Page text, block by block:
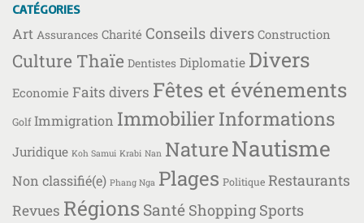
CATÉGORIES
Art Assurances Charité Conseils divers Construction
Culture Thaïe Dentistes Diplomatie Divers
Economie Faits divers Fêtes et événements
Golf Immigration Immobilier Informations
Juridique Koh Samui Krabi Nan NatureNautisme
Non classifié(e) Phang Nga Plages Politique Restaurants
Revues Régions Santé Shopping Sports